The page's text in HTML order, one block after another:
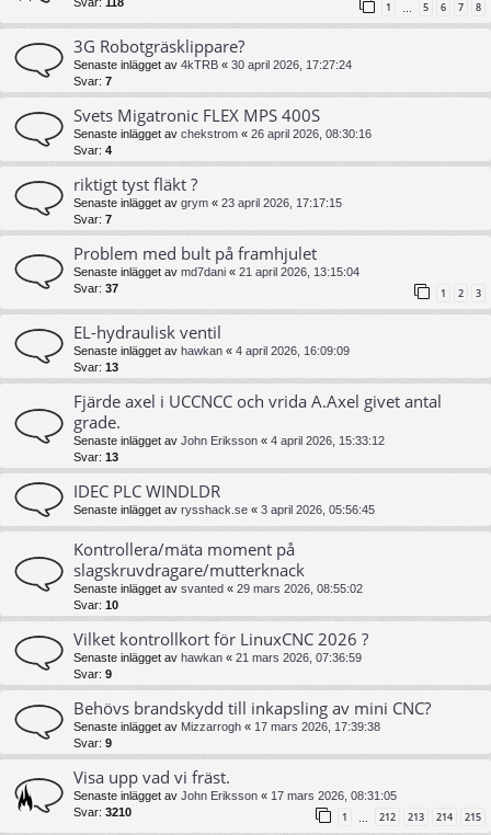
1 5 6 7 8
3G Robotgräsklippare?
Senaste inlägget av 4kTRB « 30 april 2026, 17:27:24
Svar: 7
Svets Migatronic FLEX MPS 400S
Senaste inlägget av chekstrom « 26 april 2026, 08:30:16
Svar: 4
riktigt tyst fläkt ?
Senaste inlägget av grym « 23 april 2026, 17:17:15
Svar: 7
Problem med bult på framhjulet
Senaste inlägget av md7dani « 21 april 2026, 13:15:04
Svar: 37 1 2 3
EL-hydraulisk ventil
Senaste inlägget av hawkan « 4 april 2026, 16:09:09
Svar: 13
Fjärde axel i UCCNCC och vrida A.Axel givet antal
grade.
Senaste inlägget av John Eriksson « 4 april 2026, 15:33:12
Svar: 13
IDEC PLC WINDLDR
Senaste inlägget av rysshack.se « 3 april 2026, 05:56:45
Kontrollera/mäta moment på
slagskruvdragare/mutterknack
Senaste inlägget av svanted « 29 mars 2026, 08:55:02
Svar: 10
Vilket kontrollkort för LinuxCNC 2026 ?
Senaste inlägget av hawkan « 21 mars 2026, 07:36:59
Svar: 9
Behövs brandskydd till inkapsling av mini CNC?
Senaste inlägget av Mizzarrogh « 17 mars 2026, 17:39:38
Svar: 9
Visa upp vad vi fräst.
Senaste inlägget av John Eriksson « 17 mars 2026, 08:31:05
Svar: 3210 1 212 213 214 215